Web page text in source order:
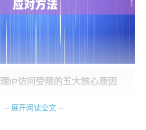
IP访问受限的五大核心原因
须深入理解导致代理IP访问受限的
-- 展开阅读全文 --